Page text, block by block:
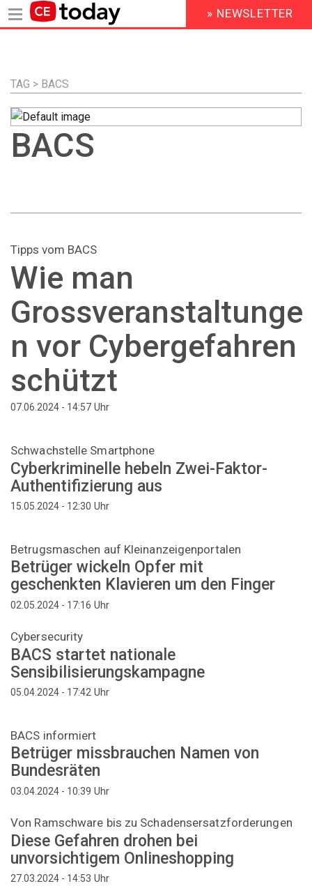
Inhalt
HEADER
MENU
» NEWSLETTER
TAG > BACS
BACS
Tipps vom BACS
Wie man
Grossveranstaltunge
n vor Cybergefahren
schützt
07.06.2024 - 14:57 Uhr
Schwachstelle Smartphone
Cyberkriminelle hebeln Zwei-Faktor-
Authentifizierung aus
15.05.2024 - 12:30 Uhr
Betrugsmaschen auf Kleinanzeigenportalen
Betrüger wickeln Opfer mit
geschenkten Klavieren um den Finger
02.05.2024 - 17:16 Uhr
Cybersecurity
BACS startet nationale
Sensibilisierungskampagne
05.04.2024 - 17:42 Uhr
BACS informiert
Betrüger missbrauchen Namen von
Bundesräten
03.04.2024 - 10:39 Uhr
Von Ramschware bis zu Schadensersatzforderungen
Diese Gefahren drohen bei
unvorsichtigem Onlineshopping
27.03.2024 - 14:53 Uhr